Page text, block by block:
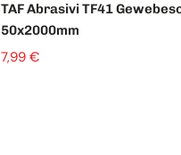
TAF Abrasivi TF41
50x2000mm
7,99 €